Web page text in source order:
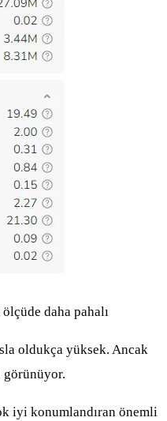
daha pahalı
oldukça yüksek. Ancak
iyi konumlandıran önemli